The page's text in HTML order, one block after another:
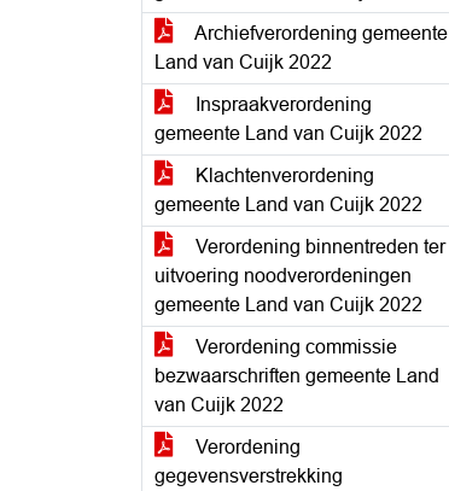
Archiefverordening gemeente
Land van Cuijk 2022
Inspraakverordening
gemeente Land van Cuijk 2022
Klachtenverordening
gemeente Land van Cuijk 2022
Verordening binnentreden ter
uitvoering noodverordeningen
gemeente Land van Cuijk 2022
Verordening commissie
bezwaarschriften gemeente Land
van Cuijk 2022
Verordening
gegevensverstrekking